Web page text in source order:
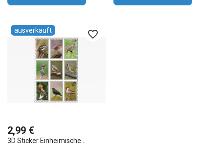
favorite_border
2,99 €
3D Sticker Einheimische...
ausverkauft